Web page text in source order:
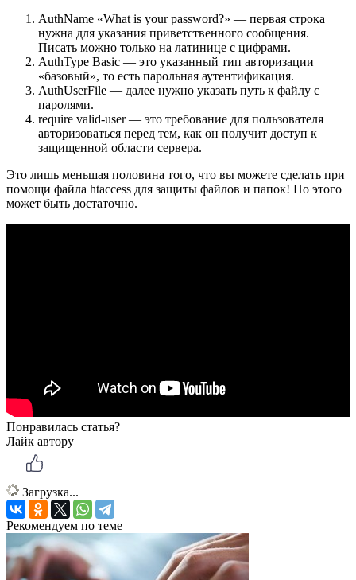
AuthName «What is your password?» — первая строка
нужна для указания приветственного сообщения.
Писать можно только на латинице с цифрами.
AuthType Basic — это указанный тип авторизации
«базовый», то есть парольная аутентификация.
AuthUserFile — далее нужно указать путь к файлу с
паролями.
require valid-user — это требование для пользователя
авторизоваться перед тем, как он получит доступ к
защищенной области сервера.
Это лишь меньшая половина того, что вы можете сделать при
помощи файла htaccess для защиты файлов и папок! Но этого
может быть достаточно.
Понравилась статья?
Лайк автору
Загрузка...
Рекомендуем по теме